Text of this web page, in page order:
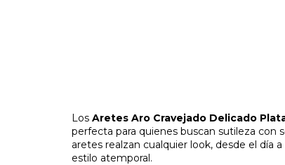
Los Aretes Aro Cravejado Delicado
perfecta para quienes buscan sutileza con
aretes realzan cualquier look, desde el día
estilo atemporal.